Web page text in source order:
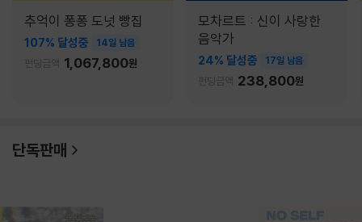
추억이 퐁퐁 도넛 빵집
107% 달성중 14일 남음
펀딩금액 1,067,800원
모차르트 : 신이 사랑한
음악가
24% 달성중 17일 남음
펀딩금액 238,800원
단독판매